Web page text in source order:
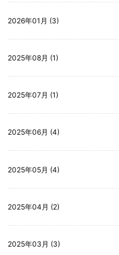
2026年01月 (3)
2025年08月 (1)
2025年07月 (1)
2025年06月 (4)
2025年05月 (4)
2025年04月 (2)
2025年03月 (3)